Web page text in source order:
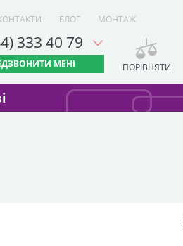
БЛОГ МОНТАЖ
333 40 79
МЕНІ ПОРІВНЯТИ